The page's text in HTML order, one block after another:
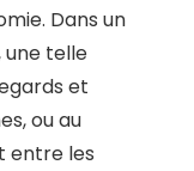
Dans un
une telle
et
ou au
entre les